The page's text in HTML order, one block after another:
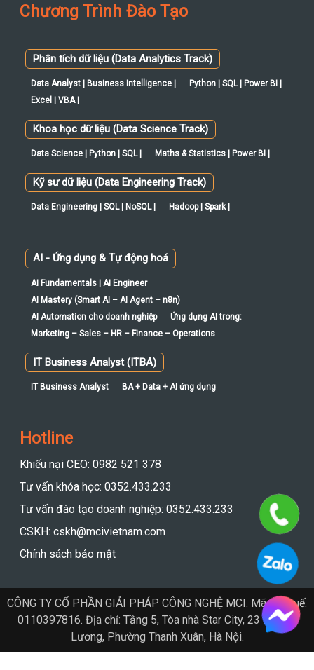
Chương Trình Đào Tạo
Phân tích dữ liệu (Data Analytics Track)
Data Analyst | Business Intelligence |
Python | SQL | Power BI |
Excel | VBA |
Khoa học dữ liệu (Data Science Track)
Data Science | Python | SQL | Maths & Statistics | Power BI |
Kỹ sư dữ liệu (Data Engineering Track)
Data Engineering | SQL | NoSQL | Hadoop | Spark |
AI - Ứng dụng & Tự động hoá
AI Fundamentals | AI Engineer
AI Mastery (Smart AI – AI Agent – n8n)
AI Automation cho doanh nghiệp
Ứng dụng AI trong:
Marketing – Sales – HR – Finance – Operations
IT Business Analyst (ITBA)
IT Business Analyst BA + Data + AI ứng dụng
Hotline
Khiếu nại CEO: 0982 521 378
Tư vấn khóa học: 0352.433.233
Tư vấn đào tạo doanh nghiệp: 0352.433.233
CSKH: cskh@mcivietnam.com
Chính sách bảo mật
CÔNG TY CỔ PHẦN GIẢI PHÁP CÔNG NGHỆ MCI. Mã số thuế:
0110397816. Địa chỉ: Tầng 5, Tòa nhà Star City, 23 Lê Văn
Lương, Phường Thanh Xuân, Hà Nội.